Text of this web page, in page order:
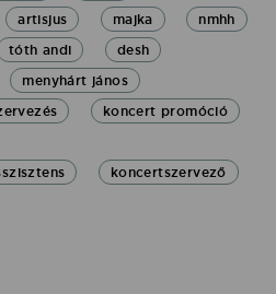
artisjus majka
nmhh
tóth andi
desh
menyhárt jános
koncert promóció
koncertszervező